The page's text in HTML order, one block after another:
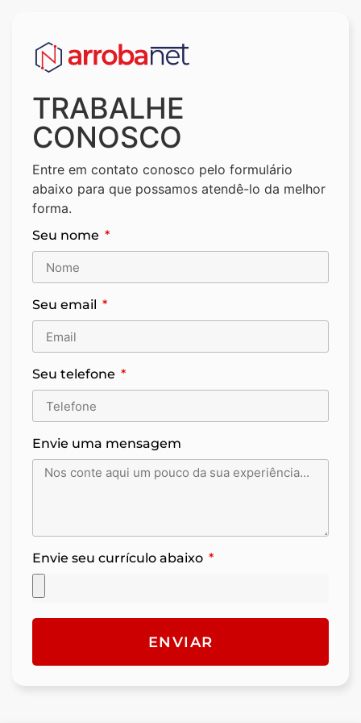
TRABALHE
CONOSCO
Entre em contato conosco pelo formulário
abaixo para que possamos atendê-lo da melhor
forma.
Seu nome
Seu email
Seu telefone
Envie uma mensagem
Envie seu currículo abaixo
ENVIAR